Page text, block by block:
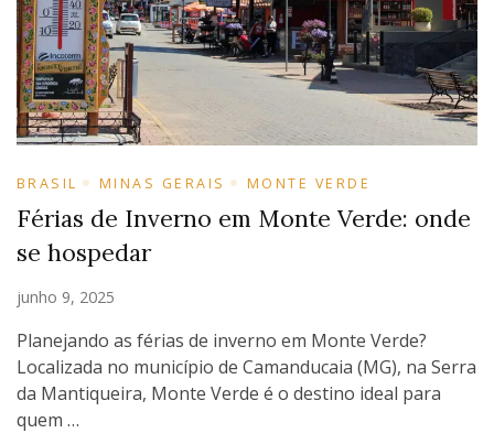
BRASIL MINAS GERAIS MONTE VERDE
Férias de Inverno em Monte Verde: onde
se hospedar
junho 9, 2025
Planejando as férias de inverno em Monte Verde?
Localizada no município de Camanducaia (MG), na Serra
da Mantiqueira, Monte Verde é o destino ideal para
quem …